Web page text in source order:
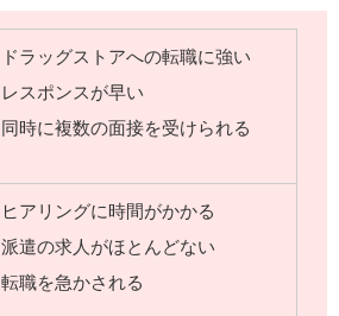
ドラッグストアへの転職に強い
レスポンスが早い
同時に複数の面接を受けられる
ヒアリングに時間がかかる
派遣の求人がほとんどない
転職を急かされる